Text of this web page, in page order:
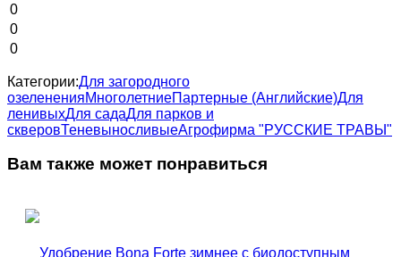
0
0
0
Категории:Для загородного
озелененияМноголетниеПартерные (Английские)Для
ленивыхДля садаДля парков и
скверовТеневыносливыеАгрофирма "РУССКИЕ ТРАВЫ"
Вам также может понравиться